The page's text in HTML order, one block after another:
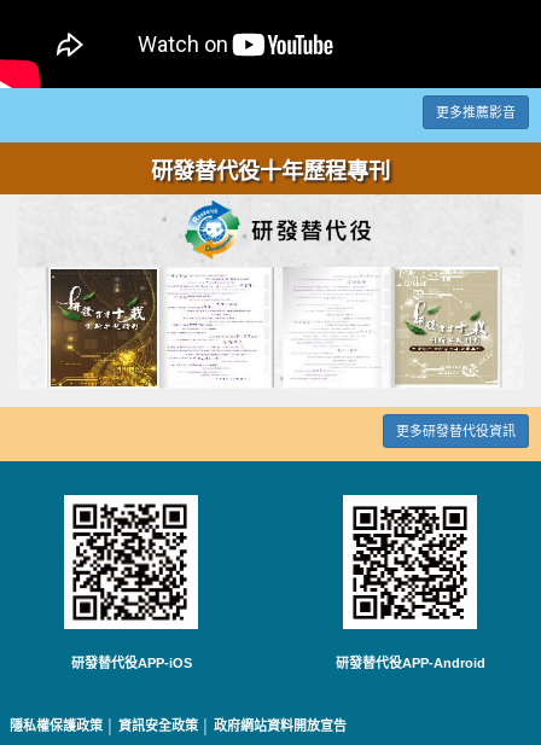
更多推薦影音
研發替代役十年歷程專刊
更多研發替代役資訊
研發替代役APP-iOS 研發替代役APP-Android
隱私權保護政策 資訊安全政策 政府網站資料開放宣告